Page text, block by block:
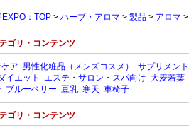
：TOP > ハーブ・アロマ > 製品 > アロマ >
ゴリ・コンテンツ
ア 男性化粧品（メンズコスメ） サプリメント
イエット エステ・サロン・スパ向け 大麦若葉
ブルーベリー 豆乳 寒天 車椅子
ゴリ・コンテンツ